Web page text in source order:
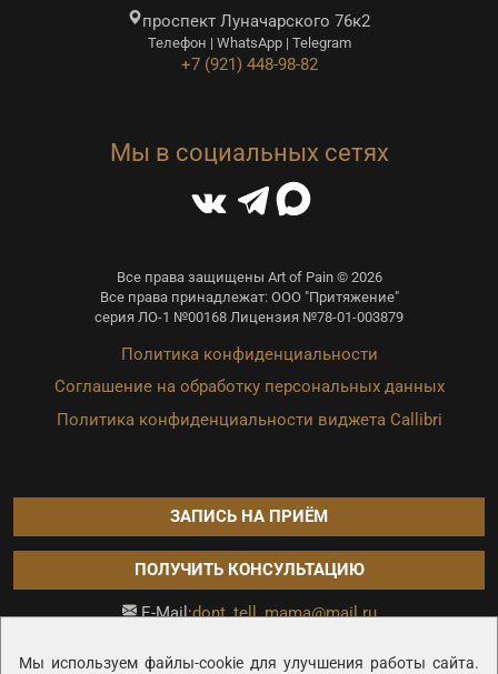
Мы используем файлы-cookie для улучшения работы сайта.
проспект Луначарского 76к2
Телефон | WhatsApp | Telegram
+7 (921) 448-98-82
Мы в социальных сетях
Все права защищены Art of Pain © 2026
Все права принадлежат: ООО "Притяжение"
серия ЛО-1 №00168 Лицензия №78-01-003879
Политика конфиденциальности
Соглашение на обработку персональных данных
Политика конфиденциальности виджета Callibri
ЗАПИСЬ НА ПРИЁМ
ПОЛУЧИТЬ КОНСУЛЬТАЦИЮ
E-Mail:dont_tell_mama@mail.ru